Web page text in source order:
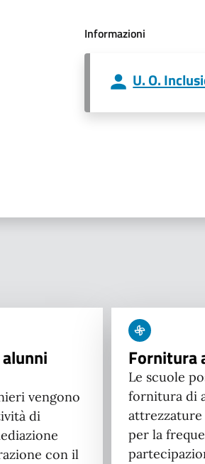
Informazioni
U. O.
vengono
di
con il
Fornitura
Le scuole
fornitura di
per la